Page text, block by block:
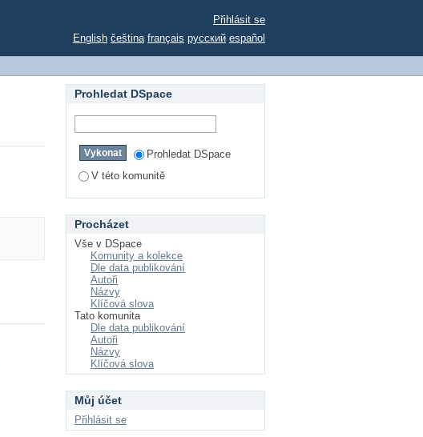
Přihlásit se
English čeština français русский español
Prohledat DSpace
Prohledat DSpace
V této komunitě
Procházet
Vše v DSpace
Komunity a kolekce
Dle data publikování
Autoři
Názvy
Klíčová slova
Tato komunita
Dle data publikování
Autoři
Názvy
Klíčová slova
Můj účet
Přihlásit se